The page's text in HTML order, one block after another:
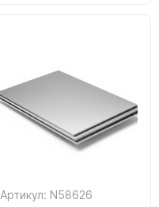
Артикул: N58626